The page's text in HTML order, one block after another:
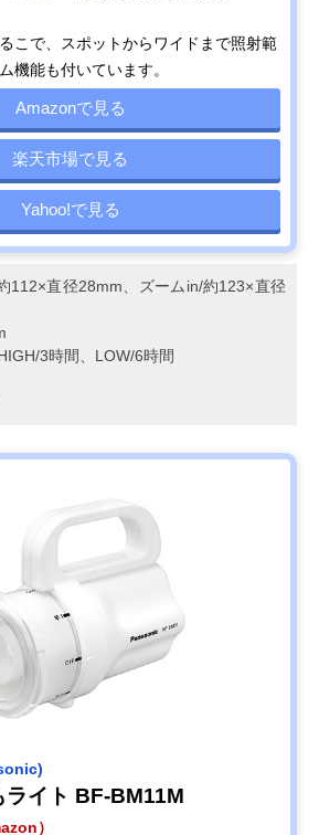
こで、スポットからワイドまで照射範
機能も付いています。
Amazonで見る
楽天市場で見る
Yahoo!で見る
112×直径28mm、ズームin/約123×直径
3時間、LOW/6時間
ライト BF-BM11M
）